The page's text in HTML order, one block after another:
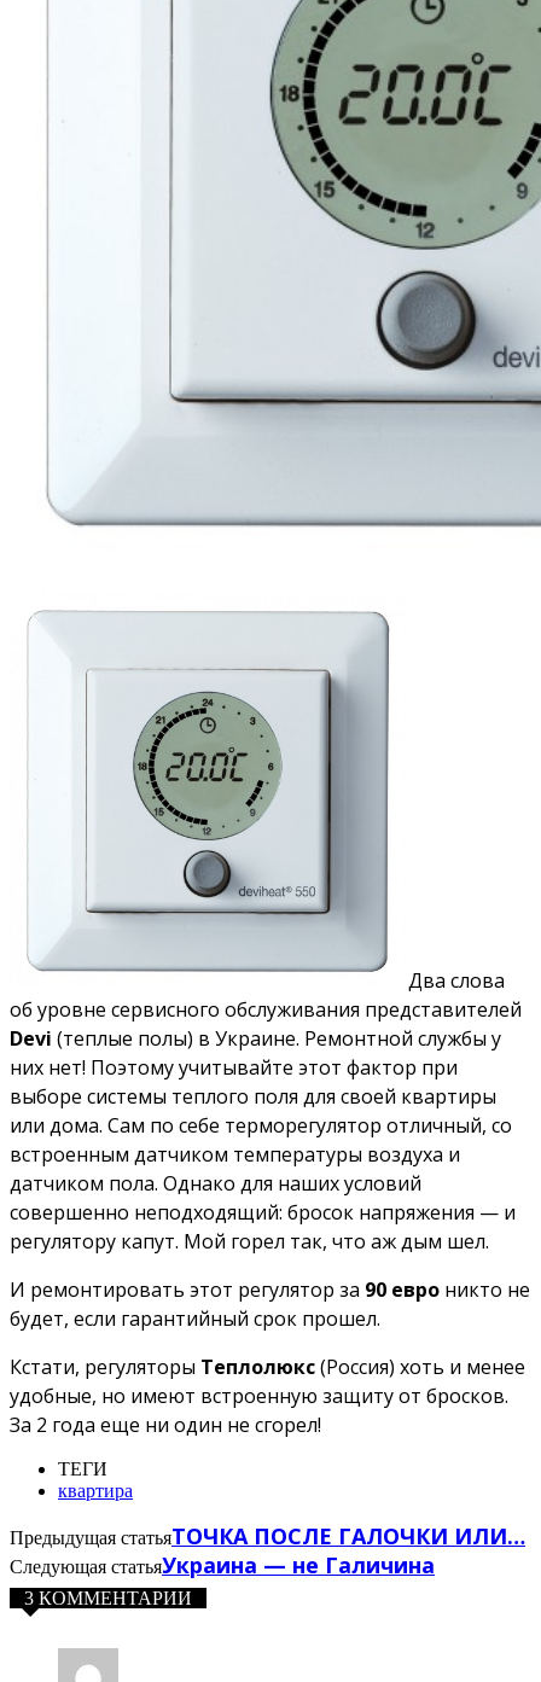
Два слова
об уровне сервисного обслуживания представителей
Devi (теплые полы) в Украине. Ремонтной службы у
них нет! Поэтому учитывайте этот фактор при
выборе системы теплого поля для своей квартиры
или дома. Сам по себе терморегулятор отличный, со
встроенным датчиком температуры воздуха и
датчиком пола. Однако для наших условий
совершенно неподходящий: бросок напряжения — и
регулятору капут. Мой горел так, что аж дым шел.
И ремонтировать этот регулятор за 90 евро никто не
будет, если гарантийный срок прошел.
Кстати, регуляторы Теплолюкс(Россия) хоть и менее
удобные, но имеют встроенную защиту от бросков.
За 2 года еще ни один не сгорел!
ТЕГИ
квартира
Предыдущая статьяТОЧКА ПОСЛЕ ГАЛОЧКИ ИЛИ…
Следующая статьяУкраина — не Галичина
3 КОММЕНТАРИИ